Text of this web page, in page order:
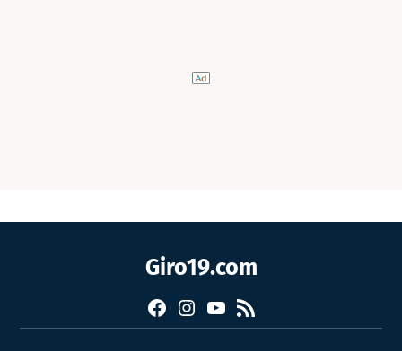
Giro19.com
Facebook
Instagram
YouTube
RSS